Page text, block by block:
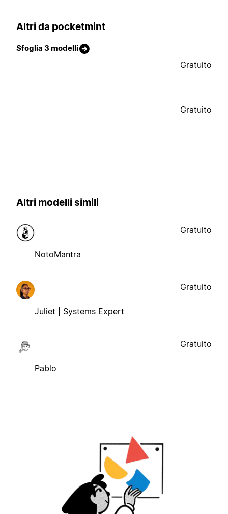
Altri da pocketmint
Sfoglia 3 modelli
Gratuito
Gratuito
Altri modelli simili
NotoMantra
Gratuito
Juliet | Systems Expert
Gratuito
Pablo
Gratuito